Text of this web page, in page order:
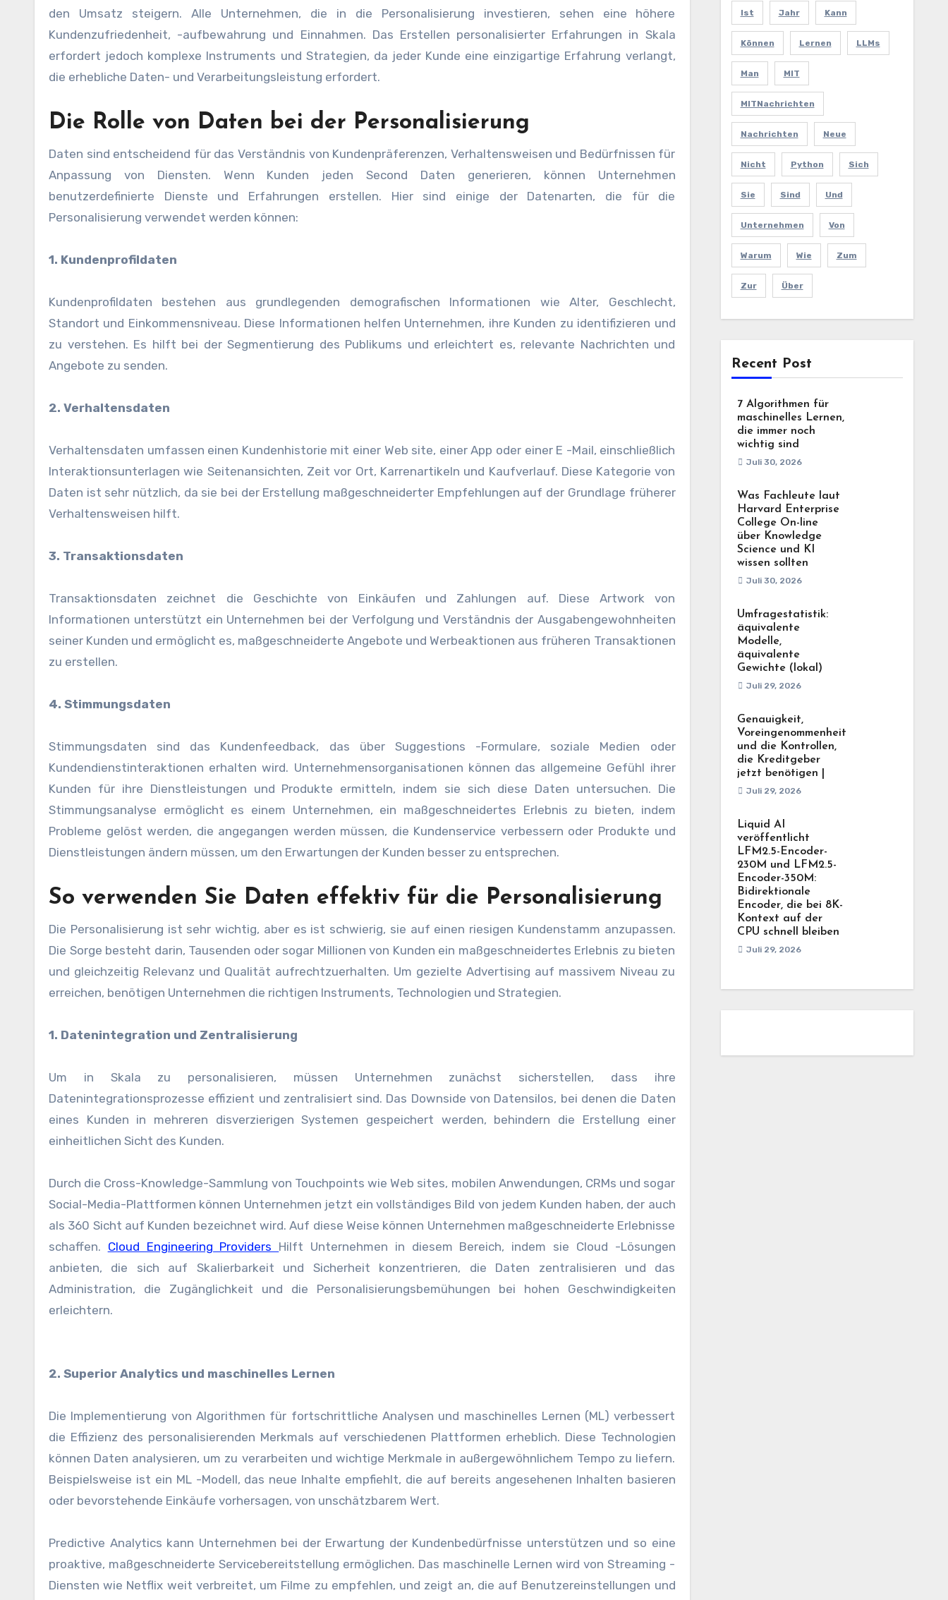
den Umsatz steigern. Alle Unternehmen, die in die Personalisierung investieren, sehen eine höhere
Kundenzufriedenheit, -aufbewahrung und Einnahmen. Das Erstellen personalisierter Erfahrungen in Skala
erfordert jedoch komplexe Instruments und Strategien, da jeder Kunde eine einzigartige Erfahrung verlangt,
die erhebliche Daten- und Verarbeitungsleistung erfordert.
Die Rolle von Daten bei der Personalisierung
Daten sind entscheidend für das Verständnis von Kundenpräferenzen, Verhaltensweisen und Bedürfnissen für
Anpassung von Diensten. Wenn Kunden jeden Second Daten generieren, können Unternehmen
benutzerdefinierte Dienste und Erfahrungen erstellen. Hier sind einige der Datenarten, die für die
Personalisierung verwendet werden können:
1. Kundenprofildaten
Kundenprofildaten bestehen aus grundlegenden demografischen Informationen wie Alter, Geschlecht,
Standort und Einkommensniveau. Diese Informationen helfen Unternehmen, ihre Kunden zu identifizieren und
zu verstehen. Es hilft bei der Segmentierung des Publikums und erleichtert es, relevante Nachrichten und
Angebote zu senden.
2. Verhaltensdaten
Verhaltensdaten umfassen einen Kundenhistorie mit einer Web site, einer App oder einer E -Mail, einschließlich
Interaktionsunterlagen wie Seitenansichten, Zeit vor Ort, Karrenartikeln und Kaufverlauf. Diese Kategorie von
Daten ist sehr nützlich, da sie bei der Erstellung maßgeschneiderter Empfehlungen auf der Grundlage früherer
Verhaltensweisen hilft.
3. Transaktionsdaten
Transaktionsdaten zeichnet die Geschichte von Einkäufen und Zahlungen auf. Diese Artwork von
Informationen unterstützt ein Unternehmen bei der Verfolgung und Verständnis der Ausgabengewohnheiten
seiner Kunden und ermöglicht es, maßgeschneiderte Angebote und Werbeaktionen aus früheren Transaktionen
zu erstellen.
4. Stimmungsdaten
Stimmungsdaten sind das Kundenfeedback, das über Suggestions -Formulare, soziale Medien oder
Kundendienstinteraktionen erhalten wird. Unternehmensorganisationen können das allgemeine Gefühl ihrer
Kunden für ihre Dienstleistungen und Produkte ermitteln, indem sie sich diese Daten untersuchen. Die
Stimmungsanalyse ermöglicht es einem Unternehmen, ein maßgeschneidertes Erlebnis zu bieten, indem
Probleme gelöst werden, die angegangen werden müssen, die Kundenservice verbessern oder Produkte und
Dienstleistungen ändern müssen, um den Erwartungen der Kunden besser zu entsprechen.
So verwenden Sie Daten effektiv für die Personalisierung
Die Personalisierung ist sehr wichtig, aber es ist schwierig, sie auf einen riesigen Kundenstamm anzupassen.
Die Sorge besteht darin, Tausenden oder sogar Millionen von Kunden ein maßgeschneidertes Erlebnis zu bieten
und gleichzeitig Relevanz und Qualität aufrechtzuerhalten. Um gezielte Advertising auf massivem Niveau zu
erreichen, benötigen Unternehmen die richtigen Instruments, Technologien und Strategien.
1. Datenintegration und Zentralisierung
Um in Skala zu personalisieren, müssen Unternehmen zunächst sicherstellen, dass ihre
Datenintegrationsprozesse effizient und zentralisiert sind. Das Downside von Datensilos, bei denen die Daten
eines Kunden in mehreren disverzierigen Systemen gespeichert werden, behindern die Erstellung einer
einheitlichen Sicht des Kunden.
Durch die Cross-Knowledge-Sammlung von Touchpoints wie Web sites, mobilen Anwendungen, CRMs und sogar
Social-Media-Plattformen können Unternehmen jetzt ein vollständiges Bild von jedem Kunden haben, der auch
als 360 Sicht auf Kunden bezeichnet wird. Auf diese Weise können Unternehmen maßgeschneiderte Erlebnisse
schaffen. Cloud Engineering Providers Hilft Unternehmen in diesem Bereich, indem sie Cloud -Lösungen
anbieten, die sich auf Skalierbarkeit und Sicherheit konzentrieren, die Daten zentralisieren und das
Administration, die Zugänglichkeit und die Personalisierungsbemühungen bei hohen Geschwindigkeiten
erleichtern.
2. Superior Analytics und maschinelles Lernen
Die Implementierung von Algorithmen für fortschrittliche Analysen und maschinelles Lernen (ML) verbessert
die Effizienz des personalisierenden Merkmals auf verschiedenen Plattformen erheblich. Diese Technologien
können Daten analysieren, um zu verarbeiten und wichtige Merkmale in außergewöhnlichem Tempo zu liefern.
Beispielsweise ist ein ML -Modell, das neue Inhalte empfiehlt, die auf bereits angesehenen Inhalten basieren
oder bevorstehende Einkäufe vorhersagen, von unschätzbarem Wert.
Predictive Analytics kann Unternehmen bei der Erwartung der Kundenbedürfnisse unterstützen und so eine
proaktive, maßgeschneiderte Servicebereitstellung ermöglichen. Das maschinelle Lernen wird von Streaming -
Diensten wie Netflix weit verbreitet, um Filme zu empfehlen, und zeigt an, die auf Benutzereinstellungen und
Ist Jahr Kann
Können Lernen LLMs
Man MIT
MITNachrichten
Nachrichten Neue
Nicht Python Sich
Sie Sind Und
Unternehmen Von
Warum Wie Zum
Zur Über
Recent Post
7 Algorithmen für
maschinelles Lernen,
die immer noch
wichtig sind
Juli 30, 2026
Was Fachleute laut
Harvard Enterprise
College On-line
über Knowledge
Science und KI
wissen sollten
Juli 30, 2026
Umfragestatistik:
äquivalente
Modelle,
äquivalente
Gewichte (lokal)
Juli 29, 2026
Genauigkeit,
Voreingenommenheit
und die Kontrollen,
die Kreditgeber
jetzt benötigen |
Juli 29, 2026
Liquid AI
veröffentlicht
LFM2.5-Encoder-
230M und LFM2.5-
Encoder-350M:
Bidirektionale
Encoder, die bei 8K-
Kontext auf der
CPU schnell bleiben
Juli 29, 2026